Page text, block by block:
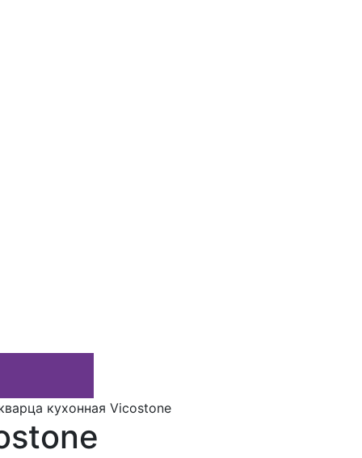
кухонная Vicostone